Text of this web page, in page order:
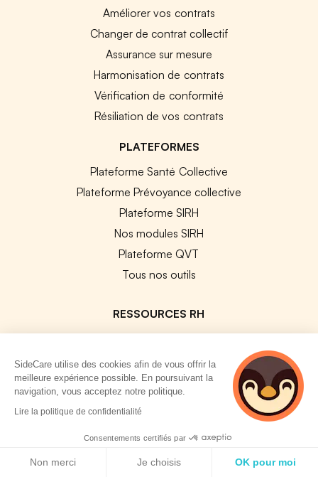
Améliorer vos contrats
Changer de contrat collectif
Assurance sur mesure
Harmonisation de contrats
Vérification de conformité
Résiliation de vos contrats
PLATEFORMES
Plateforme Santé Collective
Plateforme Prévoyance collective
Plateforme SIRH
Nos modules SIRH
Plateforme QVT
Tous nos outils
RESSOURCES RH
Modèles de documents
Guides Entreprises
Les conventions collectives
Base des métiers
Les assureurs partenaires
SideCare utilise des cookies afin de vous offrir la
meilleure expérience possible. En poursuivant la
navigation, vous acceptez notre politique.
Lire la politique de confidentialité
Consentements certifiés par
Non merci Je choisis OK pour moi
4 personnes
consultent
actuellement cette